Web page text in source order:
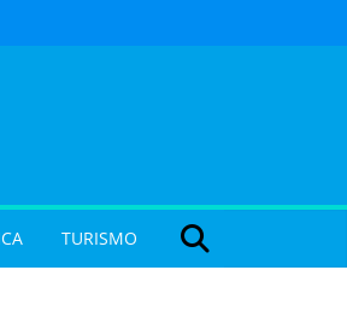
TURISMO